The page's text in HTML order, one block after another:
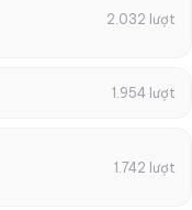
2.032 lượt
1.954 lượt
1.742 lượt